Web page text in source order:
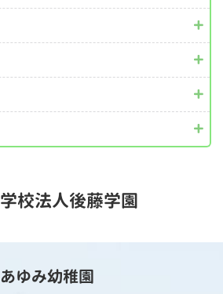
学校法人後藤学園
あゆみ幼稚園